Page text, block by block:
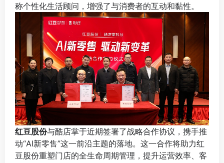
称个性化生活顾问，增强了与消费者的互动和黏性。
红豆股份与酷店掌于近期签署了战略合作协议，携手推
动“AI新零售”这一前沿主题的落地。这一合作将助力红
豆股份重塑门店的全生命周期管理，提升运营效率、客